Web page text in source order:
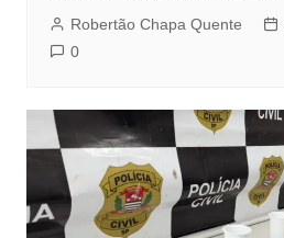
Robertão Chapa Quente
0